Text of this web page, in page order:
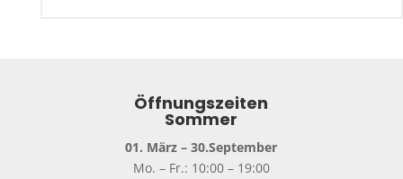
Öffnungszeiten
Sommer
01. März – 30.September
Mo. – Fr.: 10:00 – 19:00